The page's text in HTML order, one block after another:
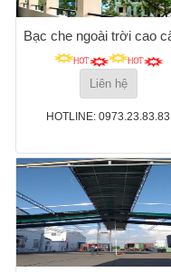
Bạc che ngoài trời cao
Liên hệ
HOTLINE: 0973.23.83.83